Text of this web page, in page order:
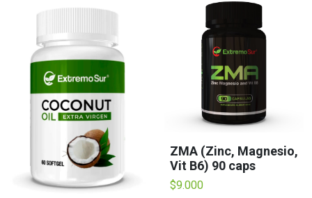
ZMA (Zinc, Magnesio,
Vit B6) 90 caps
$9.000